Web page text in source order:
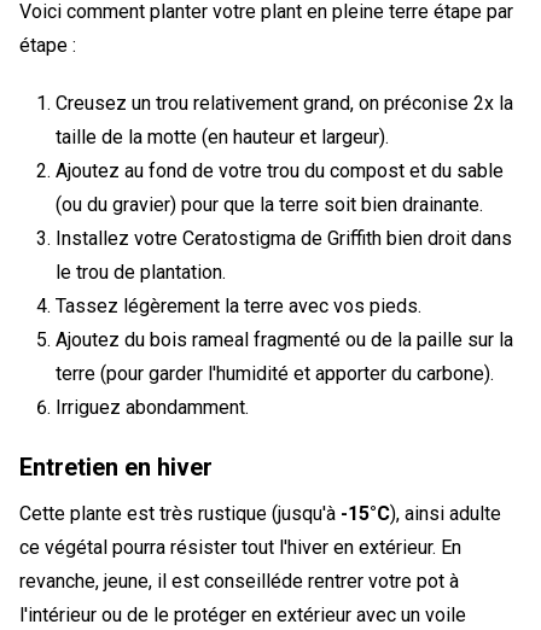
Voici comment planter votre plant en pleine terre étape par
étape :
Creusez un trou relativement grand, on préconise 2x la
taille de la motte (en hauteur et largeur).
Ajoutez au fond de votre trou du compost et du sable
(ou du gravier) pour que la terre soit bien drainante.
Installez votre Ceratostigma de Griffith bien droit dans
le trou de plantation.
Tassez légèrement la terre avec vos pieds.
Ajoutez du bois rameal fragmenté ou de la paille sur la
terre (pour garder l'humidité et apporter du carbone).
Irriguez abondamment.
Entretien en hiver
Cette plante est très rustique (jusqu'à -15°C), ainsi adulte
ce végétal pourra résister tout l'hiver en extérieur. En
revanche, jeune, il est conseilléde rentrer votre pot à
l'intérieur ou de le protéger en extérieur avec un voile